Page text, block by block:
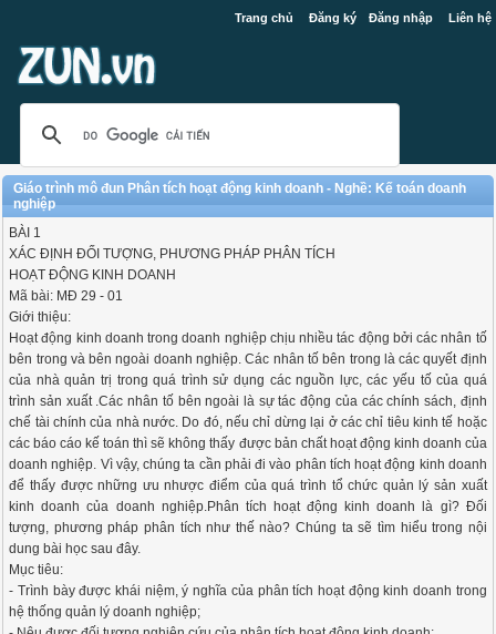
Trang chủ Đăng ký Đăng nhập Liên hệ
Giáo trình mô đun Phân tích hoạt động kinh doanh - Nghề: Kế toán doanh
nghiệp
BÀI 1
XÁC ĐỊNH ĐỐI TƯỢNG, PHƯƠNG PHÁP PHÂN TÍCH
HOẠT ĐỘNG KINH DOANH
Mã bài: MĐ 29 - 01
Giới thiệu:
Hoạt động kinh doanh trong doanh nghiệp chịu nhiều tác động bởi các nhân tố
bên trong và bên ngoài doanh nghiệp. Các nhân tố bên trong là các quyết định
của nhà quản trị trong quá trình sử dụng các nguồn lực, các yếu tố của quá
trình sản xuất .Các nhân tố bên ngoài là sự tác động của các chính sách, định
chế tài chính của nhà nước. Do đó, nếu chỉ dừng lại ở các chỉ tiêu kinh tế hoặc
các báo cáo kế toán thì sẽ không thấy được bản chất hoạt động kinh doanh của
doanh nghiệp. Vì vậy, chúng ta cần phải đi vào phân tích hoạt động kinh doanh
để thấy được những ưu nhược điểm của quá trình tổ chức quản lý sản xuất
kinh doanh của doanh nghiệp.Phân tích hoạt động kinh doanh là gì? Đối
tượng, phương pháp phân tích như thế nào? Chúng ta sẽ tìm hiểu trong nội
dung bài học sau đây.
Mục tiêu:
- Trình bày được khái niệm, ý nghĩa của phân tích hoạt động kinh doanh trong
hệ thống quản lý doanh nghiệp;